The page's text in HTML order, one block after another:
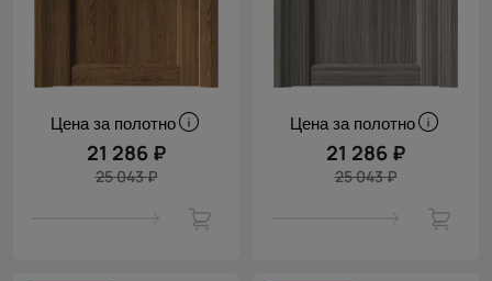
Цена за полотно
21 286 ₽
25 043 ₽
Цена за полотно
21 286 ₽
25 043 ₽